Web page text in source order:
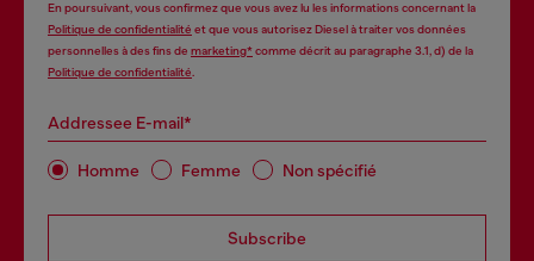
En poursuivant, vous confirmez que vous avez lu les informations concernant la
Politique de confidentialité et que vous autorisez Diesel à traiter vos données
personnelles à des fins de marketing*comme décrit au paragraphe 3.1, d) de la
Politique de confidentialité.
Addressee E-mail*
Homme Femme Non spécifié
Subscribe